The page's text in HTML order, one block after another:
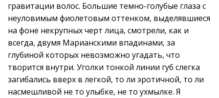
гравитации волос. Большие темно-голубые глаза с
неуловимым фиолетовым оттенком, выделявшиеся
на фоне некрупных черт лица, смотрели, как и
всегда, двумя Марианскими впадинами, за
глубиной которых невозможно угадать, что
творится внутри. Уголки тонкой линии губ слегка
загибались вверх в легкой, то ли эротичной, то ли
насмешливой не то улыбке, не то ухмылке. Я